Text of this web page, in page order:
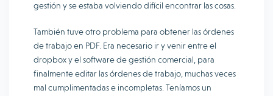
gestión y se estaba volviendo difícil encontrar las cosas.
También tuve otro problema para obtener las órdenes
de trabajo en PDF. Era necesario ir y venir entre el
dropbox y el software de gestión comercial, para
finalmente editar las órdenes de trabajo, muchas veces
mal cumplimentadas e incompletas. Teníamos un